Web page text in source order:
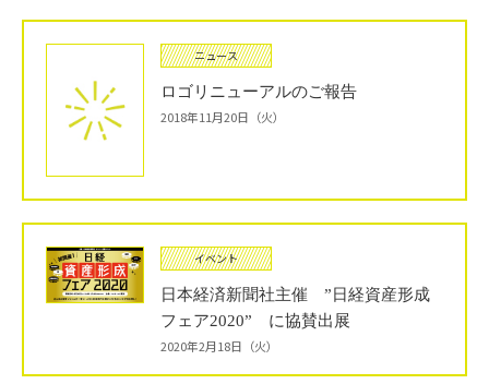
ニュース
ロゴリニューアルのご報告
2018年11月20日（火）
イベント
日本経済新聞社主催 ”日経資産形成
フェア2020” に協賛出展
2020年2月18日（火）